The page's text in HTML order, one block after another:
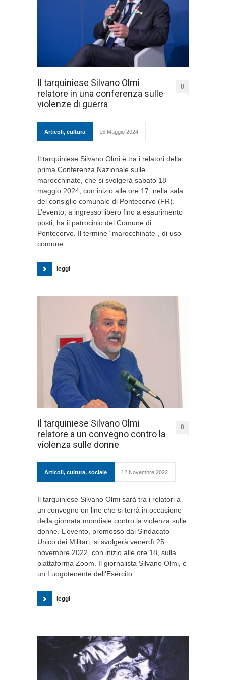
Il tarquiniese Silvano Olmi
relatore in una conferenza sulle
violenze di guerra
0
Articoli, cultura 15 Maggio 2024
Il tarquiniese Silvano Olmi è tra i relatori della
prima Conferenza Nazionale sulle
marocchinate, che si svolgerà sabato 18
maggio 2024, con inizio alle ore 17, nella sala
del consiglio comunale di Pontecorvo (FR).
L’evento, a ingresso libero fino a esaurimento
posti, ha il patrocinio del Comune di
Pontecorvo. Il termine “marocchinate”, di uso
comune
leggi
Il tarquiniese Silvano Olmi
relatore a un convegno contro la
violenza sulle donne
0
Articoli, cultura, sociale 12 Novembre 2022
Il tarquiniese Silvano Olmi sarà tra i relatori a
un convegno on line che si terrà in occasione
della giornata mondiale contro la violenza sulle
donne. L’evento, promosso dal Sindacato
Unico dei Militari, si svolgerà venerdì 25
novembre 2022, con inizio alle ore 18, sulla
piattaforma Zoom. Il giornalista Silvano Olmi, è
un Luogotenente dell’Esercito
leggi